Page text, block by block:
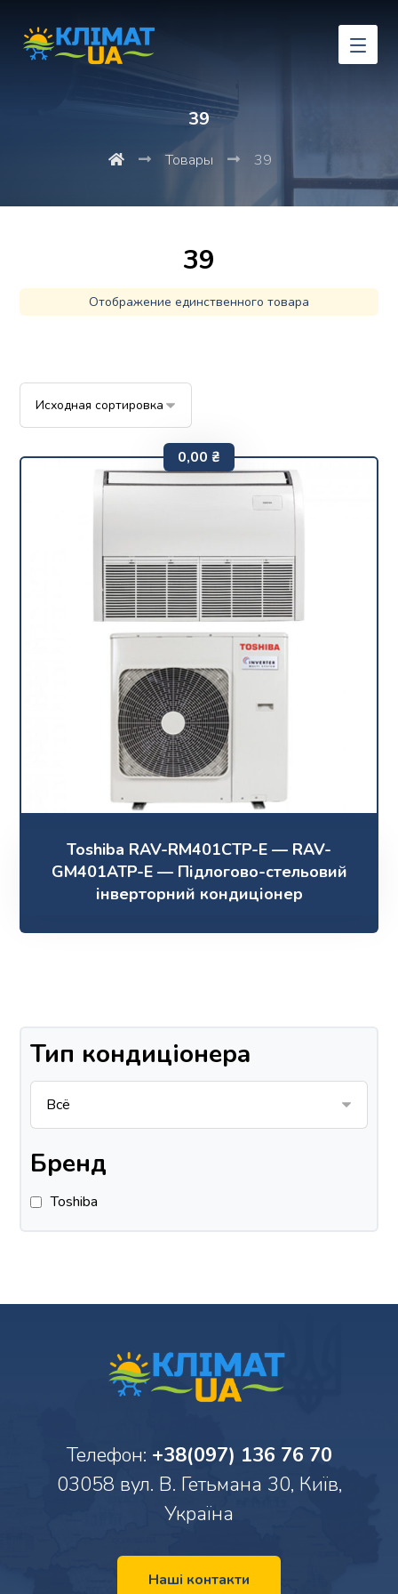
39
Товары 39
39
Отображение единственного товара
Toshiba RAV-RM401CTP-E — RAV-
GM401ATP-E — Підлогово-стельовий
інверторний кондиціонер
0,00 ₴
Тип кондиціонера
Бренд
Toshiba
Телефон: +38(097) 136 76 70
03058 вул. В. Гетьмана 30, Київ,
Україна
Наші контакти